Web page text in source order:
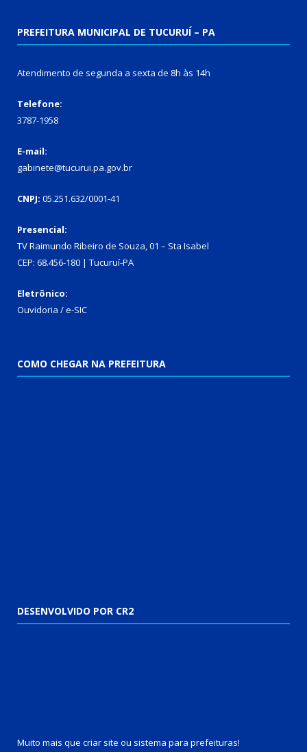
PREFEITURA MUNICIPAL DE TUCURUÍ – PA
Atendimento de segunda a sexta de 8h às 14h
Telefone:
3787-1958
E-mail:
gabinete@tucurui.pa.gov.br
CNPJ: 05.251.632/0001-41
Presencial:
TV Raimundo Ribeiro de Souza, 01 – Sta Isabel
CEP: 68.456-180 | Tucuruí-PA
Eletrônico:
Ouvidoria /e-SIC
COMO CHEGAR NA PREFEITURA
DESENVOLVIDO POR CR2
Muito mais que criar site ou sistema para prefeituras!